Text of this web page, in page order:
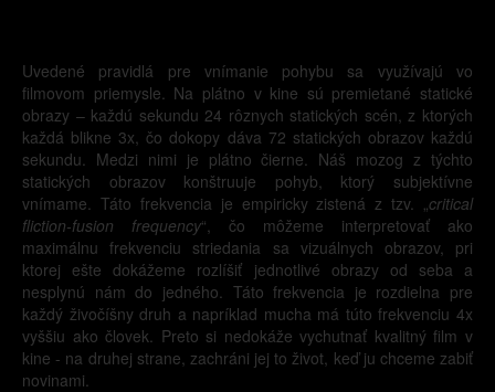
Uvedené pravidlá pre vnímanie pohybu sa využívajú vo
filmovom priemysle. Na plátno v kine sú premietané statické
obrazy – každú sekundu 24 rôznych statických scén, z ktorých
každá blikne 3x, čo dokopy dáva 72 statických obrazov každú
sekundu. Medzi nimi je plátno čierne. Náš mozog z týchto
statických obrazov konštruuje pohyb, ktorý subjektívne
vnímame. Táto frekvencia je empiricky zistená z tzv. „ critical
fliction-fusion frequency“, čo môžeme interpretovať ako
maximálnu frekvenciu striedania sa vizuálnych obrazov, pri
ktorej ešte dokážeme rozlíšiť jednotlivé obrazy od seba a
nesplynú nám do jedného. Táto frekvencia je rozdielna pre
každý živočíšny druh a napríklad mucha má túto frekvenciu 4x
vyššiu ako človek. Preto si nedokáže vychutnať kvalitný film v
kine - na druhej strane, zachráni jej to život, keď ju chceme zabiť
novinami.